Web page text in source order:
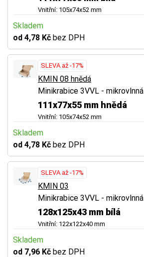
Vnitřní: 105x74x52 mm
Skladem
od 4,78 Kč bez DPH
SLEVA až -17%
KMIN 08 hnědá
Minikrabice 3VVL - mikrovlnná
111x77x55 mm hnědá
Vnitřní: 105x74x52 mm
Skladem
od 4,78 Kč bez DPH
SLEVA až -17%
KMIN 03
Minikrabice 3VVL - mikrovlnná
128x125x43 mm bílá
Vnitřní: 122x122x40 mm
Skladem
od 7,96 Kč bez DPH